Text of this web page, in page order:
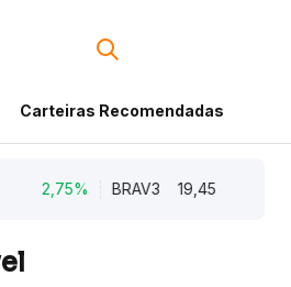
Carteiras Recomendadas
2,75% BRAV3 19,45